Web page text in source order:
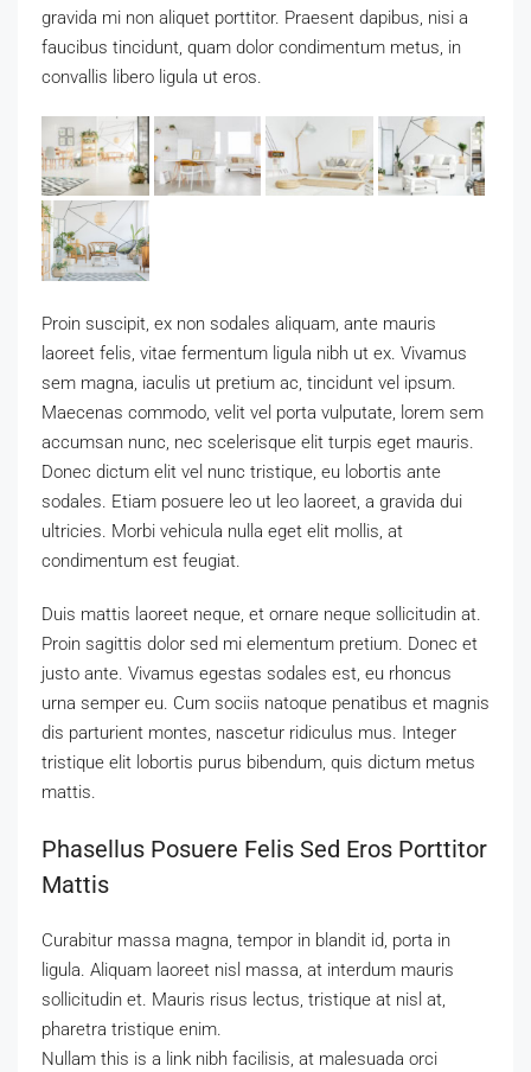
gravida mi non aliquet porttitor. Praesent dapibus, nisi a
faucibus tincidunt, quam dolor condimentum metus, in
convallis libero ligula ut eros.
Proin suscipit, ex non sodales aliquam, ante mauris
laoreet felis, vitae fermentum ligula nibh ut ex. Vivamus
sem magna, iaculis ut pretium ac, tincidunt vel ipsum.
Maecenas commodo, velit vel porta vulputate, lorem sem
accumsan nunc, nec scelerisque elit turpis eget mauris.
Donec dictum elit vel nunc tristique, eu lobortis ante
sodales. Etiam posuere leo ut leo laoreet, a gravida dui
ultricies. Morbi vehicula nulla eget elit mollis, at
condimentum est feugiat.
Duis mattis laoreet neque, et ornare neque sollicitudin at.
Proin sagittis dolor sed mi elementum pretium. Donec et
justo ante. Vivamus egestas sodales est, eu rhoncus
urna semper eu. Cum sociis natoque penatibus et magnis
dis parturient montes, nascetur ridiculus mus. Integer
tristique elit lobortis purus bibendum, quis dictum metus
mattis.
Phasellus Posuere Felis Sed Eros Porttitor
Mattis
Curabitur massa magna, tempor in blandit id, porta in
ligula. Aliquam laoreet nisl massa, at interdum mauris
sollicitudin et. Mauris risus lectus, tristique at nisl at,
pharetra tristique enim.
Nullam this is a link nibh facilisis, at malesuada orci